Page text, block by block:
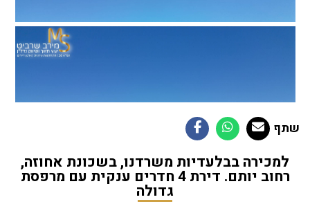
למכירה בבלעדיות משרדנו, בשכונת אחוזה,
רחוב יותם. דירת 4 חדרים ענקית עם מרפסת
גדולה
שתף